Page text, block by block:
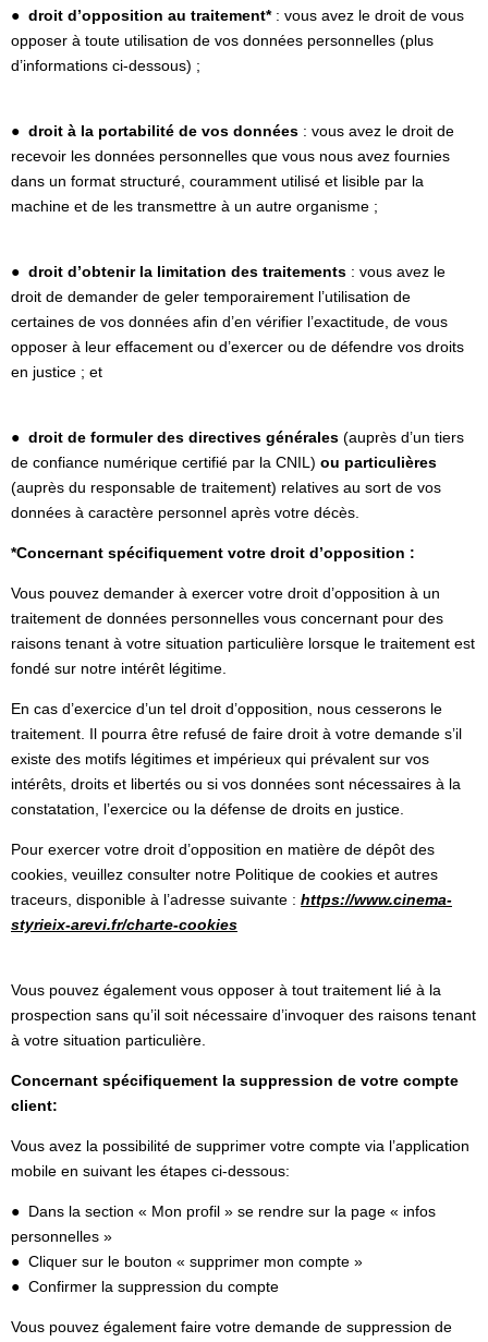
● droit d’opposition au traitement*: vous avez le droit de vous
opposer à toute utilisation de vos données personnelles (plus
d’informations ci-dessous) ;
● droit à la portabilité de vos données : vous avez le droit de
recevoir les données personnelles que vous nous avez fournies
dans un format structuré, couramment utilisé et lisible par la
machine et de les transmettre à un autre organisme ;
● droit d’obtenir la limitation des traitements : vous avez le
droit de demander de geler temporairement l’utilisation de
certaines de vos données afin d’en vérifier l’exactitude, de vous
opposer à leur effacement ou d’exercer ou de défendre vos droits
en justice ; et
● droit de formuler des directives générales (auprès d’un tiers
de confiance numérique certifié par la CNIL) ou particulières
(auprès du responsable de traitement) relatives au sort de vos
données à caractère personnel après votre décès.
*Concernant spécifiquement votre droit d’opposition :
Vous pouvez demander à exercer votre droit d’opposition à un
traitement de données personnelles vous concernant pour des
raisons tenant à votre situation particulière lorsque le traitement est
fondé sur notre intérêt légitime.
En cas d’exercice d’un tel droit d’opposition, nous cesserons le
traitement. Il pourra être refusé de faire droit à votre demande s’il
existe des motifs légitimes et impérieux qui prévalent sur vos
intérêts, droits et libertés ou si vos données sont nécessaires à la
constatation, l’exercice ou la défense de droits en justice.
Pour exercer votre droit d’opposition en matière de dépôt des
cookies, veuillez consulter notre Politique de cookies et autres
traceurs, disponible à l’adresse suivante : https://www.cinema-
styrieix-arevi.fr/charte-cookies
Vous pouvez également vous opposer à tout traitement lié à la
prospection sans qu’il soit nécessaire d’invoquer des raisons tenant
à votre situation particulière.
Concernant spécifiquement la suppression de votre compte
client:
Vous avez la possibilité de supprimer votre compte via l’application
mobile en suivant les étapes ci-dessous:
● Dans la section « Mon profil » se rendre sur la page « infos
personnelles »
● Cliquer sur le bouton « supprimer mon compte »
● Confirmer la suppression du compte
Vous pouvez également faire votre demande de suppression de